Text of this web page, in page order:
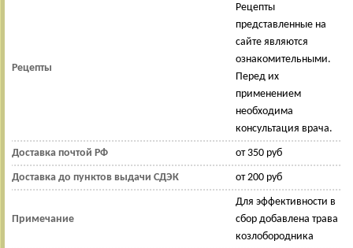
Рецепты
Рецепты
представленные на
сайте являются
ознакомительными.
Перед их
применением
необходима
консультация врача.
Доставка почтой РФ от 350 руб
Доставка до пунктов выдачи СДЭК от 200 руб
Примечание
Для эффективности в
сбор добавлена трава
козлобородника